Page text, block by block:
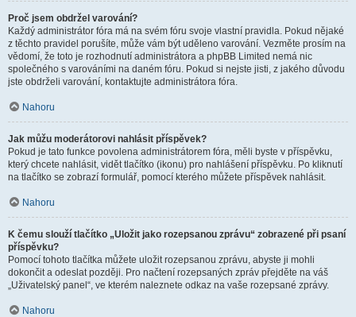
Proč jsem obdržel varování?
Každý administrátor fóra má na svém fóru svoje vlastní pravidla. Pokud nějaké
z těchto pravidel porušíte, může vám být uděleno varování. Vezměte prosím na
vědomí, že toto je rozhodnutí administrátora a phpBB Limited nemá nic
společného s varováními na daném fóru. Pokud si nejste jisti, z jakého důvodu
jste obdrželi varování, kontaktujte administrátora fóra.
Nahoru
Jak můžu moderátorovi nahlásit příspěvek?
Pokud je tato funkce povolena administrátorem fóra, měli byste v příspěvku,
který chcete nahlásit, vidět tlačítko (ikonu) pro nahlášení příspěvku. Po kliknutí
na tlačítko se zobrazí formulář, pomocí kterého můžete příspěvek nahlásit.
Nahoru
K čemu slouží tlačítko „Uložit jako rozepsanou zprávu“ zobrazené při psaní
příspěvku?
Pomocí tohoto tlačítka můžete uložit rozepsanou zprávu, abyste ji mohli
dokončit a odeslat později. Pro načtení rozepsaných zpráv přejděte na váš
„Uživatelský panel“, ve kterém naleznete odkaz na vaše rozepsané zprávy.
Nahoru